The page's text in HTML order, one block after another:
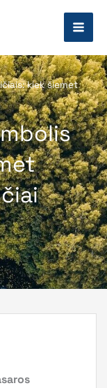
kiek šiemet